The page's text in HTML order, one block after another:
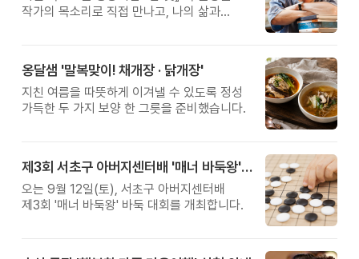
작가의 목소리로 직접 만나고, 나의 삶과
옹달샘 '말복맞이! 채개장 · 닭개장'
지친 여름을 따뜻하게 이겨낼 수 있도록 정성
가득한 두 가지 보양 한 그릇을 준비했습니다.
제3회 서초구 아버지센터배 '매너 바둑왕' 대회
오는 9월 12일(토), 서초구 아버지센터배
제3회 '매너 바둑왕' 바둑 대회를 개최합니다.